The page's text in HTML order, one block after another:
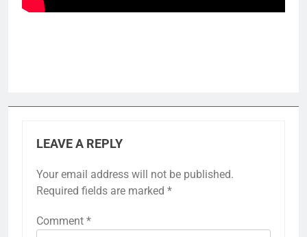
LEAVE A REPLY
Your email address will not be published.
Required fields are marked *
Comment *